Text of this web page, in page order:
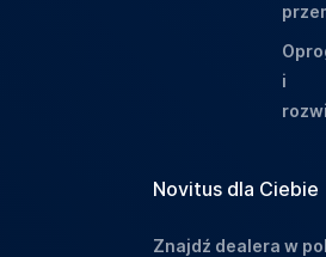
i
Novitus dla Ciebie
Znajdź dealera w